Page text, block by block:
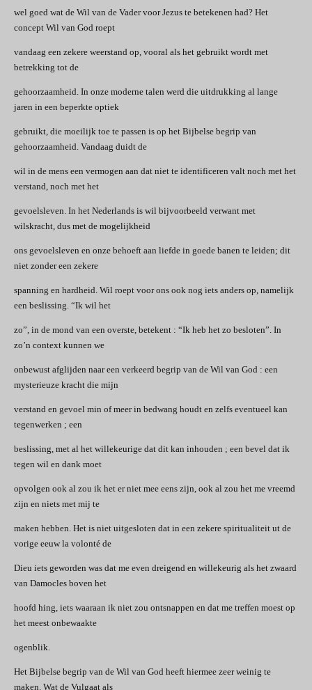
wel goed wat de Wil van de Vader voor Jezus te betekenen had? Het
concept Wil van God roept
vandaag een zekere weerstand op, vooral als het gebruikt wordt met
betrekking tot de
gehoorzaamheid. In onze moderne talen werd die uitdrukking al lange
jaren in een beperkte optiek
gebruikt, die moeilijk toe te passen is op het Bijbelse begrip van
gehoorzaamheid. Vandaag duidt de
wil in de mens een vermogen aan dat niet te identificeren valt noch met het
verstand, noch met het
gevoelsleven. In het Nederlands is wil bijvoorbeeld verwant met
wilskracht, dus met de mogelijkheid
ons gevoelsleven en onze behoeft aan liefde in goede banen te leiden; dit
niet zonder een zekere
spanning en hardheid. Wil roept voor ons ook nog iets anders op, namelijk
een beslissing. “Ik wil het
zo”, in de mond van een overste, betekent : “Ik heb het zo besloten”. In
zo’n context kunnen we
onbewust afglijden naar een verkeerd begrip van de Wil van God : een
mysterieuze kracht die mijn
verstand en gevoel min of meer in bedwang houdt en zelfs eventueel kan
tegenwerken ; een
beslissing, met al het willekeurige dat dit kan inhouden ; een bevel dat ik
tegen wil en dank moet
opvolgen ook al zou ik het er niet mee eens zijn, ook al zou het me vreemd
zijn en niets met mij te
maken hebben. Het is niet uitgesloten dat in een zekere spiritualiteit ut de
vorige eeuw la volonté de
Dieu iets geworden was dat me even dreigend en willekeurig als het zwaard
van Damocles boven het
hoofd hing, iets waaraan ik niet zou ontsnappen en dat me treffen moest op
het meest onbewaakte
ogenblik.
Het Bijbelse begrip van de Wil van God heeft hiermee zeer weinig te
maken. Wat de Vulgaat als